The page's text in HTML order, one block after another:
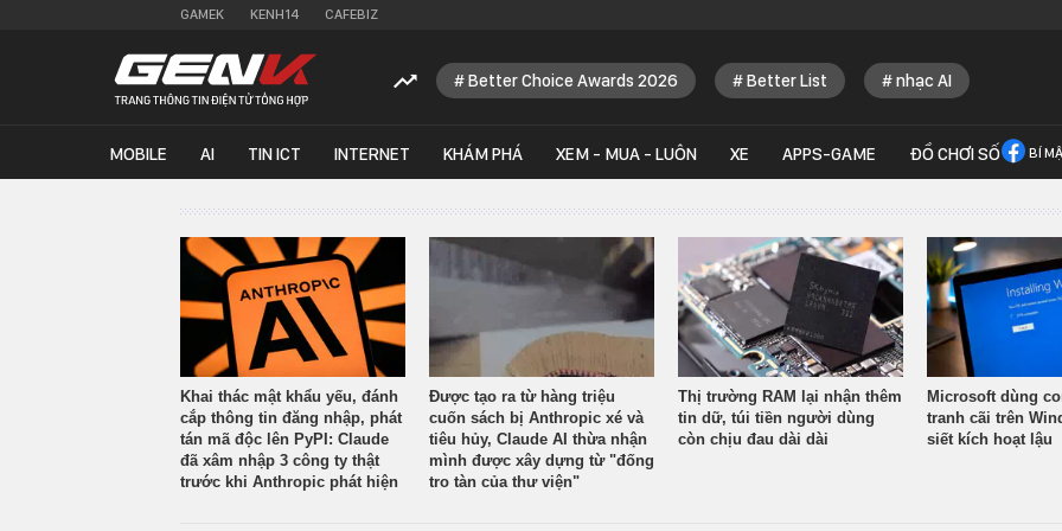
GAMEK KENH14 CAFEBIZ
Better Choice Awards 2026 Better List nhạc AI
MOBILE AI TIN ICT INTERNET KHÁM PHÁ XEM - MUA - LUÔN XE APPS-GAME ĐỒ CHƠI SỐ BÍ
Khai thác mật khẩu yếu, đánh
cắp thông tin đăng nhập, phát
tán mã độc lên PyPI: Claude
đã xâm nhập 3 công ty thật
trước khi Anthropic phát hiện
Được tạo ra từ hàng triệu
cuốn sách bị Anthropic xé và
tiêu hủy, Claude AI thừa nhận
mình được xây dựng từ "đống
tro tàn của thư viện"
Thị trường RAM lại nhận thêm
tin dữ, túi tiền người dùng
còn chịu đau dài dài
Microsoft dùng
tranh cãi trên
siết kích hoạt lậu